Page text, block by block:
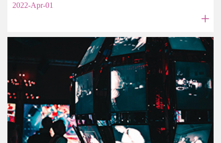
2022-Apr-01
+